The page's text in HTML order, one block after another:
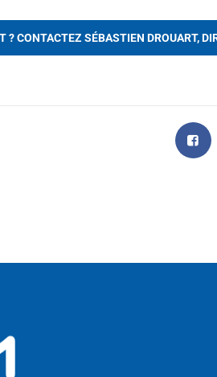
? CONTACTEZ SÉBASTIEN DROUART,